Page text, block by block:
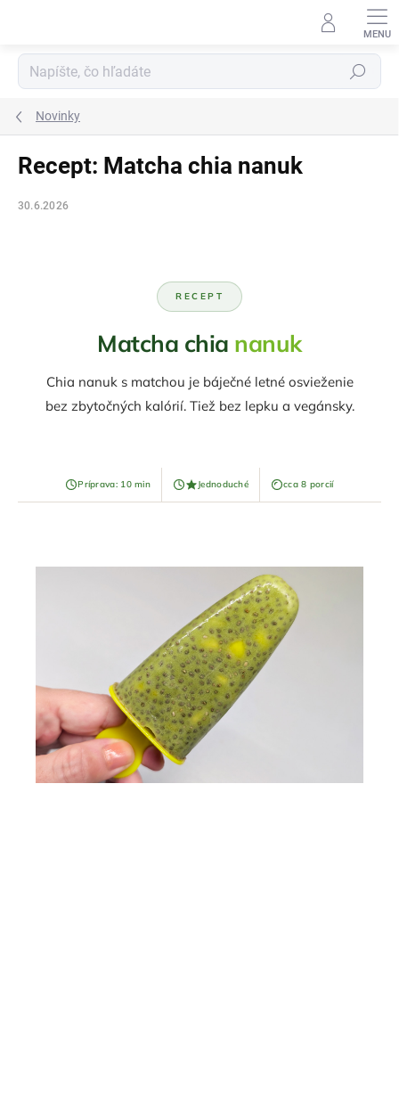
Hľadať
Novinky
Recept: Matcha chia nanuk
30.6.2026
RECEPT
Matcha chia nanuk
Chia nanuk s matchou je báječné letné osvieženie
bez zbytočných kalórií. Tiež bez lepku a vegánsky.
Príprava: 10 min Jednoduché cca 8 porcií